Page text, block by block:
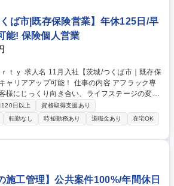
後も点検・是正等の依頼がきたら協力会社の
退勤当たり前
ば市|既存保険営業】年休125日/早
能! 保険個人営業
ば市｜既存保
能！ 仕事の内容 アフラック専
様にじっくり向き合い、ライフステージの変化
し提案と書類作成事務をお任せします(営業8
掛け活動は一切ありません。 【具体的に
るお客様への丁寧なフォロー、資産形成のご提
料作成などのオフィスワーク ★アフラック主催
、作法、マナー、先輩の同行支援など）未経験
タルツールを用いた無駄のない業務設計。効率
茨城/つくば市｜既
120日以上
資格取得支援あり
転勤なし 時短勤務あり 退職金あり
在宅OK
施工管理】公共案件100%/年間休日